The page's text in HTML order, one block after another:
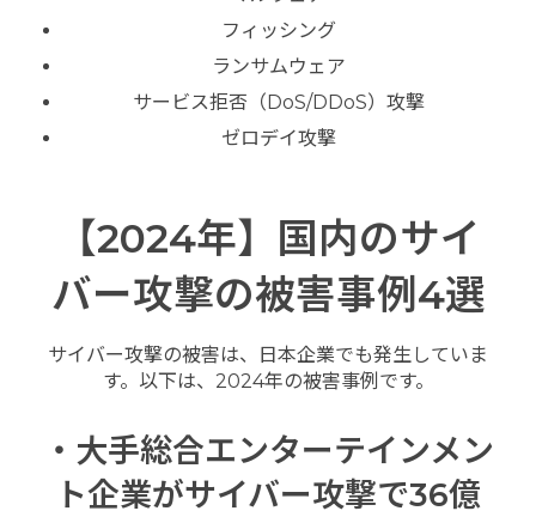
フィッシング
ランサムウェア
サービス拒否（DoS/DDoS）攻撃
ゼロデイ攻撃
【2024年】国内のサイ
バー攻撃の被害事例4選
サイバー攻撃の被害は、日本企業でも発生していま
す。以下は、2024年の被害事例です。
・大手総合エンターテインメン
ト企業がサイバー攻撃で36億